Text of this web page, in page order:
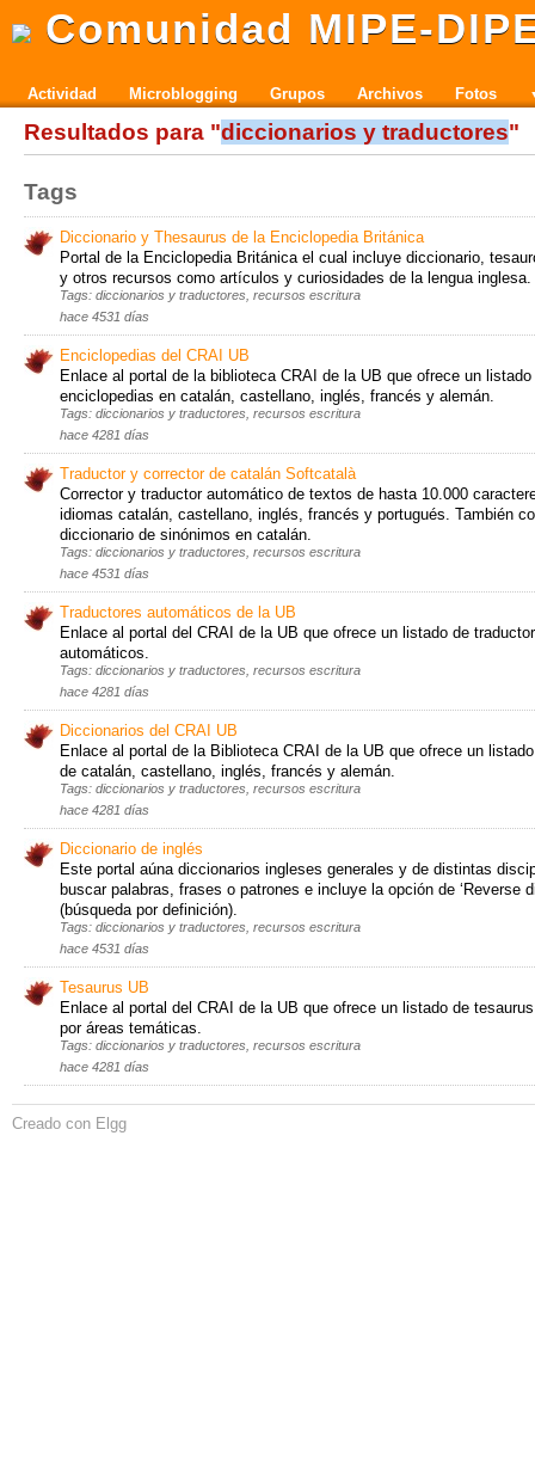
Comunidad MIPE-
Actividad Microblogging Grupos Archivos Fotos
Resultados para "diccionarios y traductores"
Tags
Diccionario y Thesaurus de la Enciclopedia Británica
Portal de la Enciclopedia Británica el cual incluye diccionario,
y otros recursos como artículos y curiosidades de la lengua inglesa.
Tags: diccionarios y traductores, recursos escritura
hace 4531 días
Enciclopedias del CRAI UB
Enlace al portal de la biblioteca CRAI de la UB que ofrece un listado
enciclopedias en catalán, castellano, inglés, francés y alemán.
Tags: diccionarios y traductores, recursos escritura
hace 4281 días
Traductor y corrector de catalán Softcatalà
Corrector y traductor automático de textos de hasta 10.000
idiomas catalán, castellano, inglés, francés y portugués. También
diccionario de sinónimos en catalán.
Tags: diccionarios y traductores, recursos escritura
hace 4531 días
Traductores automáticos de la UB
Enlace al portal del CRAI de la UB que ofrece un listado de
automáticos.
Tags: diccionarios y traductores, recursos escritura
hace 4281 días
Diccionarios del CRAI UB
Enlace al portal de la Biblioteca CRAI de la UB que ofrece un
de catalán, castellano, inglés, francés y alemán.
Tags: diccionarios y traductores, recursos escritura
hace 4281 días
Diccionario de inglés
Este portal aúna diccionarios ingleses generales y de distintas
buscar palabras, frases o patrones e incluye la opción de ‘Reverse
(búsqueda por definición).
Tags: diccionarios y traductores, recursos escritura
hace 4531 días
Tesaurus UB
Enlace al portal del CRAI de la UB que ofrece un listado de
por áreas temáticas.
Tags: diccionarios y traductores, recursos escritura
hace 4281 días
Creado con Elgg